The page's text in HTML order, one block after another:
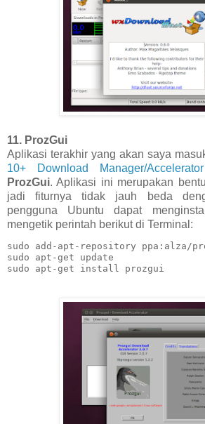
11. ProzGui
Aplikasi terakhir yang akan saya
10+ Download Manager/
ProzGui. Aplikasi ini merupakan
jadi fiturnya tidak jauh beda
pengguna Ubuntu dapat
mengetik perintah berikut di Terminal:
sudo add-apt-repository ppa:alza/
sudo apt-get update
sudo apt-get install prozgui